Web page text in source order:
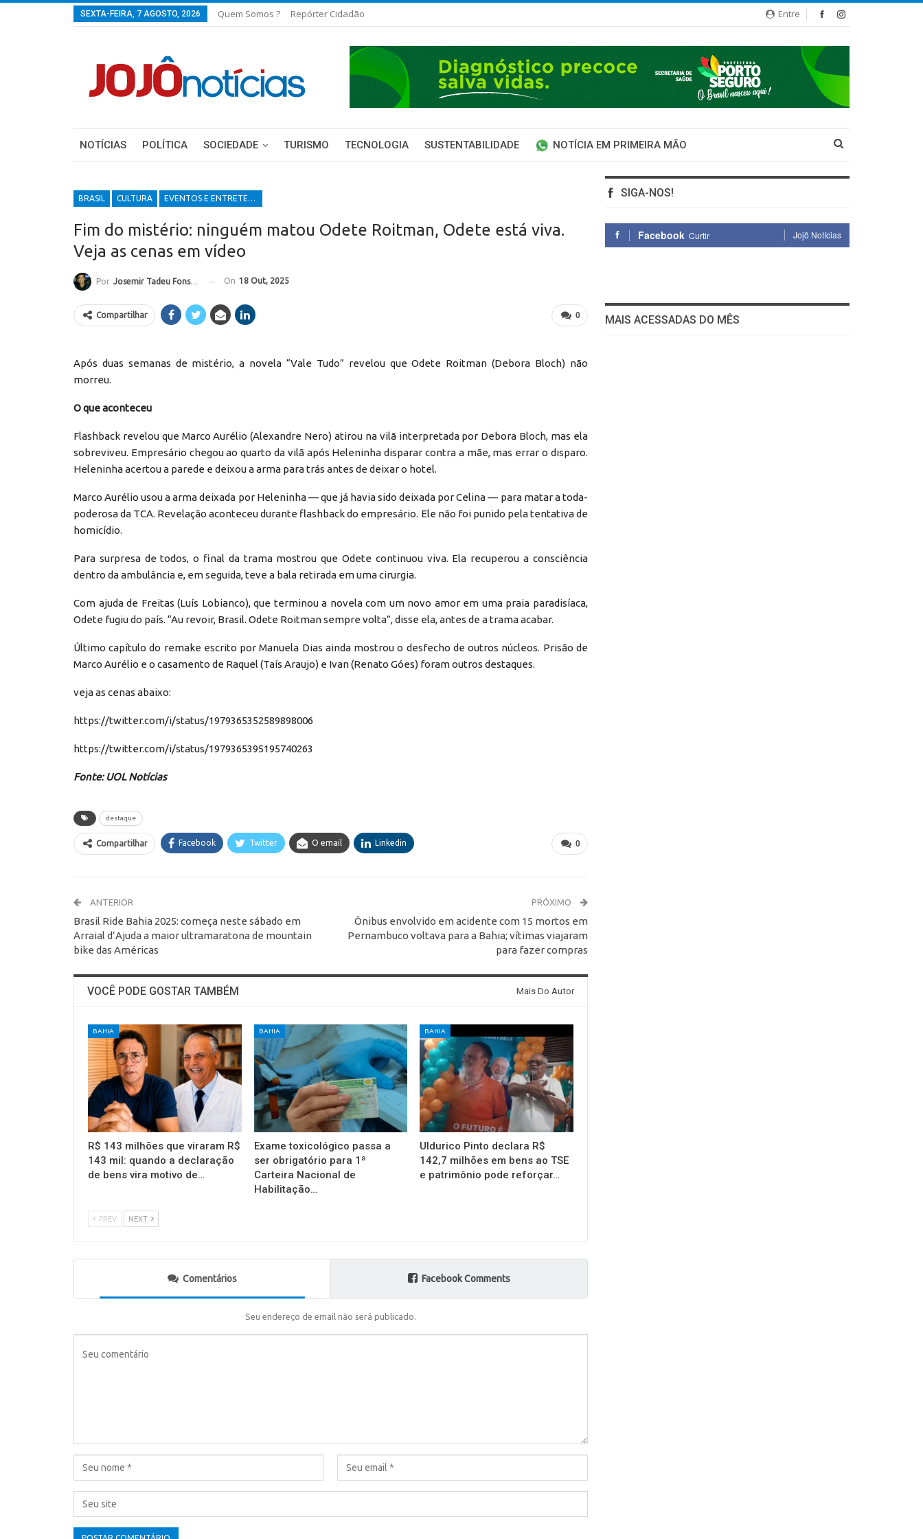
Entre
SEXTA-FEIRA, 7 AGOSTO, 2026 Quem Somos ? Repórter Cidadão
NOTÍCIAS POLÍTICA SOCIEDADE TURISMO TECNOLOGIA SUSTENTABILIDADE NOTÍCIA EM PRIMEIRA MÃO
BRASIL CULTURA EVENTOS E ENTRETENIMENTOS
Fim do mistério: ninguém matou Odete Roitman, Odete está viva.
Veja as cenas em vídeo
Por Josemir Tadeu Fonseca On 18 Out, 2025
0
Compartilhar
Após duas semanas de mistério, a novela “Vale Tudo” revelou que Odete Roitman (Debora Bloch) não
morreu.
O que aconteceu
Flashback revelou que Marco Aurélio (Alexandre Nero) atirou na vilã interpretada por Debora Bloch, mas ela
sobreviveu. Empresário chegou ao quarto da vilã após Heleninha disparar contra a mãe, mas errar o disparo.
Heleninha acertou a parede e deixou a arma para trás antes de deixar o hotel.
Marco Aurélio usou a arma deixada por Heleninha — que já havia sido deixada por Celina — para matar a toda-
poderosa da TCA. Revelação aconteceu durante flashback do empresário. Ele não foi punido pela tentativa de
homicídio.
Para surpresa de todos, o final da trama mostrou que Odete continuou viva. Ela recuperou a consciência
dentro da ambulância e, em seguida, teve a bala retirada em uma cirurgia.
Com ajuda de Freitas (Luís Lobianco), que terminou a novela com um novo amor em uma praia paradisíaca,
Odete fugiu do país. “Au revoir, Brasil. Odete Roitman sempre volta”, disse ela, antes de a trama acabar.
Último capítulo do remake escrito por Manuela Dias ainda mostrou o desfecho de outros núcleos. Prisão de
Marco Aurélio e o casamento de Raquel (Taís Araujo) e Ivan (Renato Góes) foram outros destaques.
veja as cenas abaixo:
https://twitter.com/i/status/1979365352589898006
https://twitter.com/i/status/1979365395195740263
Fonte: UOL Notícias
destaque
0
Compartilhar Facebook Twitter O email Linkedin
ANTERIOR
Brasil Ride Bahia 2025: começa neste sábado em
Arraial d’Ajuda a maior ultramaratona de mountain
bike das Américas
PRÓXIMO
Ônibus envolvido em acidente com 15 mortos em
Pernambuco voltava para a Bahia; vítimas viajaram
para fazer compras
VOCÊ PODE GOSTAR TAMBÉM Mais Do Autor
BAHIA
R$ 143 milhões que viraram R$
143 mil: quando a declaração
de bens vira motivo de…
BAHIA
Exame toxicológico passa a
ser obrigatório para 1ª
Carteira Nacional de
Habilitação…
BAHIA
Uldurico Pinto declara R$
142,7 milhões em bens ao TSE
e patrimônio pode reforçar…
PREV NEXT
Comentários Facebook Comments
Seu endereço de email não será publicado.
SIGA-NOS!
Facebook Curtir Jojô Notícias
MAIS ACESSADAS DO MÊS